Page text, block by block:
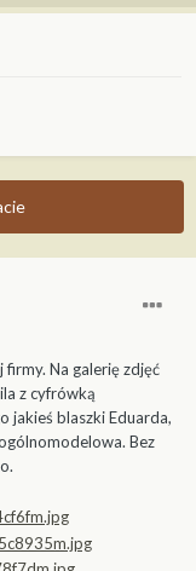
Na galerię zdjęć
z cyfrówką
jakieś blaszki Eduarda,
Bez